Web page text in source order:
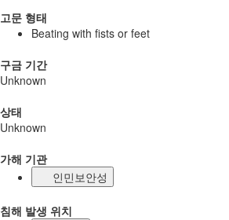
고문 형태
Beating with fists or feet
구금 기간
Unknown
상태
Unknown
가해 기관
인민보안성
침해 발생 위치